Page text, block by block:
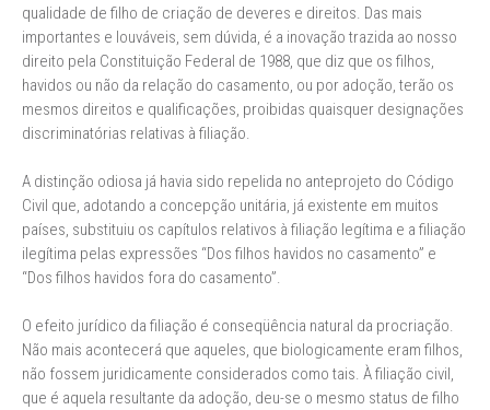
qualidade de filho de criação de deveres e direitos. Das mais
importantes e louváveis, sem dúvida, é a inovação trazida ao nosso
direito pela Constituição Federal de 1988, que diz que os filhos,
havidos ou não da relação do casamento, ou por adoção, terão os
mesmos direitos e qualificações, proibidas quaisquer designações
discriminatórias relativas à filiação.
A distinção odiosa já havia sido repelida no anteprojeto do Código
Civil que, adotando a concepção unitária, já existente em muitos
países, substituiu os capítulos relativos à filiação legítima e a filiação
ilegítima pelas expressões “Dos filhos havidos no casamento” e
“Dos filhos havidos fora do casamento”.
O efeito jurídico da filiação é conseqüência natural da procriação.
Não mais acontecerá que aqueles, que biologicamente eram filhos,
não fossem juridicamente considerados como tais. À filiação civil,
que é aquela resultante da adoção, deu-se o mesmo status de filho